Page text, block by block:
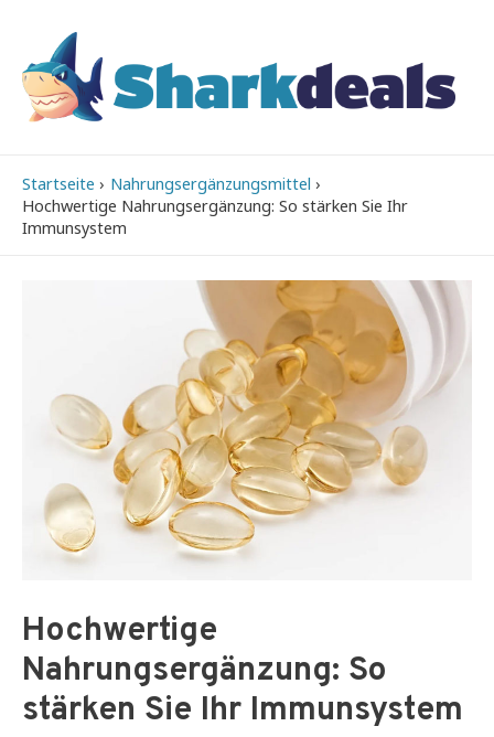
Startseite
Nahrungsergänzungsmittel
Hochwertige Nahrungsergänzung: So stärken Sie Ihr
Immunsystem
Hochwertige
Nahrungsergänzung: So
stärken Sie Ihr Immunsystem